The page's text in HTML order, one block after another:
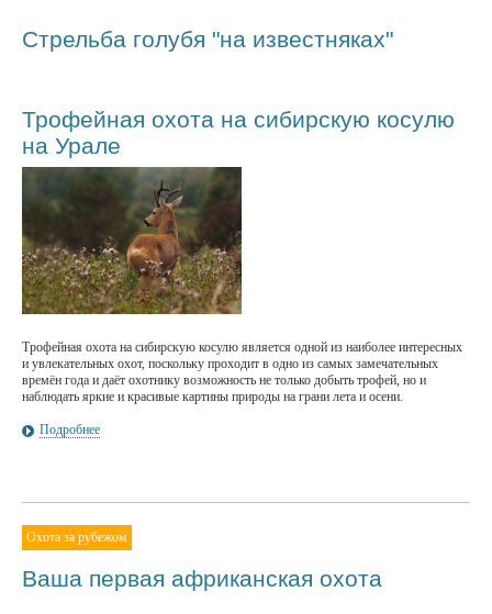
Стрельба голубя "на известняках"
Трофейная охота на сибирскую косулю
на Урале
Трофейная охота на сибирскую косулю является одной из наиболее интересных
и увлекательных охот, поскольку проходит в одно из самых замечательных
времён года и даёт охотнику возможность не только добыть трофей, но и
наблюдать яркие и красивые картины природы на грани лета и осени.
Подробнее
Охота за рубежом
Ваша первая африканская охота